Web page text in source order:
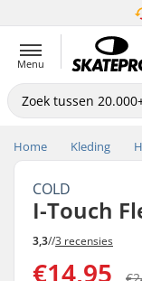
Menu
Home Kleding
COLD
I-Touch
3,3//3 recensies
€14,95